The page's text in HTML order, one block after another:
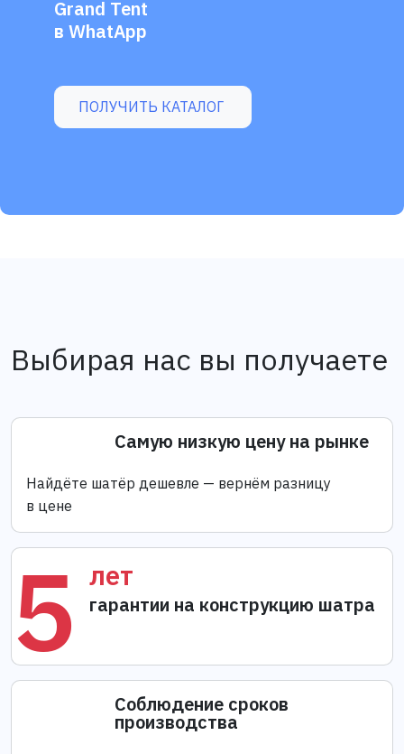
Grand Tent
в WhatApp
ПОЛУЧИТЬ КАТАЛОГ
Выбирая нас вы получаете
Самую низкую цену на рынке
Найдёте шатёр дешевле — вернём разницу
в цене
5 лет
гарантии на конструкцию шатра
Соблюдение сроков
производства